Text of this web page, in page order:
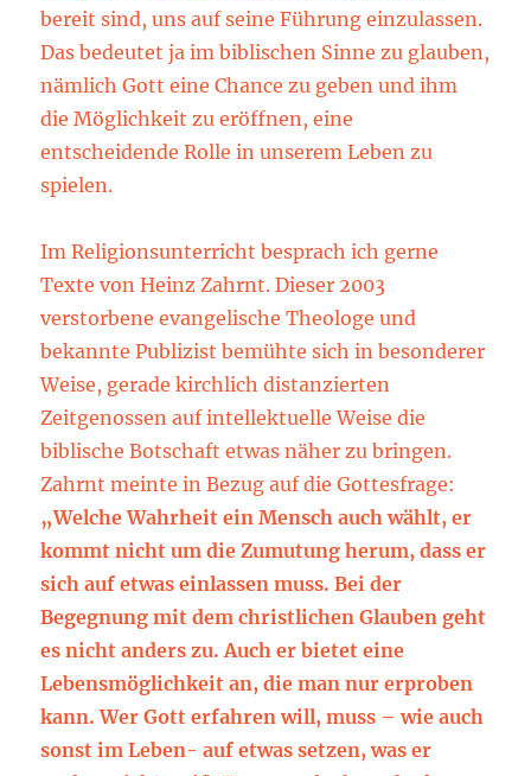
bereit sind, uns auf seine Führung einzulassen.
Das bedeutet ja im biblischen Sinne zu glauben,
nämlich Gott eine Chance zu geben und ihm
die Möglichkeit zu eröffnen, eine
entscheidende Rolle in unserem Leben zu
spielen.
Im Religionsunterricht besprach ich gerne
Texte von Heinz Zahrnt. Dieser 2003
verstorbene evangelische Theologe und
bekannte Publizist bemühte sich in besonderer
Weise, gerade kirchlich distanzierten
Zeitgenossen auf intellektuelle Weise die
biblische Botschaft etwas näher zu bringen.
Zahrnt meinte in Bezug auf die Gottesfrage:
„Welche Wahrheit ein Mensch auch wählt, er
kommt nicht um die Zumutung herum, dass er
sich auf etwas einlassen muss. Bei der
Begegnung mit dem christlichen Glauben geht
es nicht anders zu. Auch er bietet eine
Lebensmöglichkeit an, die man nur erproben
kann. Wer Gott erfahren will, muss – wie auch
sonst im Leben- auf etwas setzen, was er